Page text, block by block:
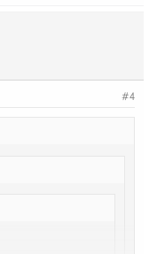
#4